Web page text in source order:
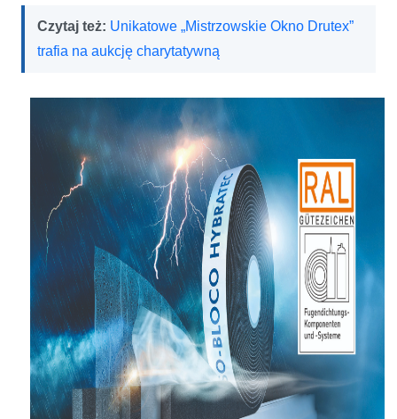
Czytaj też: Unikatowe „Mistrzowskie Okno Drutex”
trafia na aukcję charytatywną